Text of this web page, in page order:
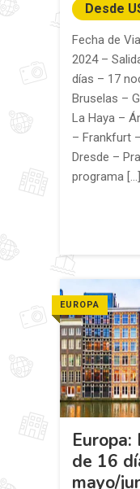
Desde
Fecha de
2024 –
días – 17
Bruselas –
La Haya –
– Frankfurt
Dresde –
programa […]
EUROPA
de 16
mayo/